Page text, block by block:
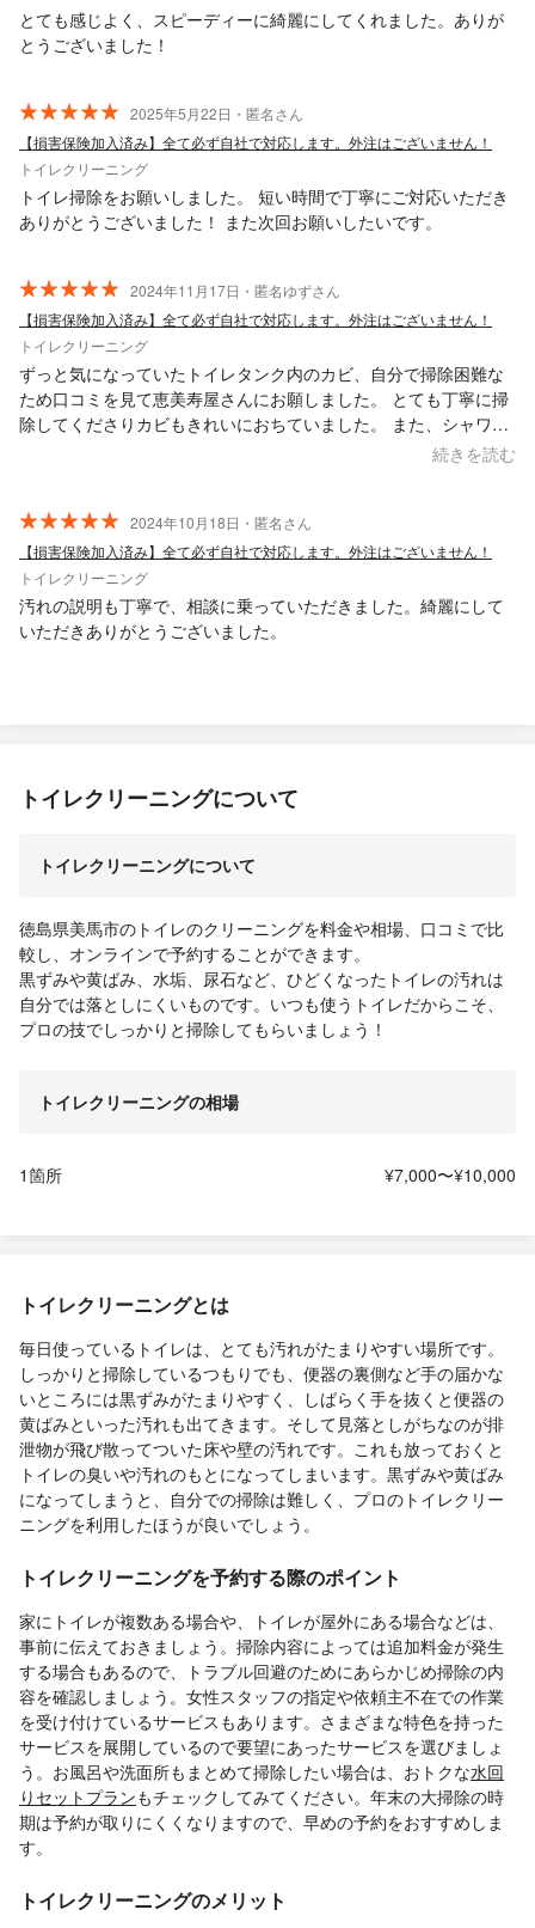
とても感じよく、スピーディーに綺麗にしてくれました。ありが
とうございました！
2025年5月22日・匿名さん
【損害保険加入済み】全て必ず自社で対応します。外注はございません！
トイレクリーニング
トイレ掃除をお願いしました。 短い時間で丁寧にご対応いただき
ありがとうございました！ また次回お願いしたいです。
2024年11月17日・匿名ゆずさん
【損害保険加入済み】全て必ず自社で対応します。外注はございません！
トイレクリーニング
ずっと気になっていたトイレタンク内のカビ、自分で掃除困難な
ため口コミを見て恵美寿屋さんにお願しました。 とても丁寧に掃
除してくださりカビもきれいにおちていました。 また、シャワー
ノズル周りの頑固な汚れもきれいになっていました。 恵美寿屋さ
続きを読む
2024年10月18日・匿名さん
【損害保険加入済み】全て必ず自社で対応します。外注はございません！
トイレクリーニング
汚れの説明も丁寧で、相談に乗っていただきました。綺麗にして
いただきありがとうございました。
トイレクリーニングについて
トイレクリーニングについて
徳島県美馬市のトイレのクリーニングを料金や相場、口コミで比
較し、オンラインで予約することができます。
黒ずみや黄ばみ、水垢、尿石など、ひどくなったトイレの汚れは
自分では落としにくいものです。いつも使うトイレだからこそ、
プロの技でしっかりと掃除してもらいましょう！
トイレクリーニングの相場
1箇所 ¥7,000〜¥10,000
トイレクリーニングとは
毎日使っているトイレは、とても汚れがたまりやすい場所です。
しっかりと掃除しているつもりでも、便器の裏側など手の届かな
いところには黒ずみがたまりやすく、しばらく手を抜くと便器の
黄ばみといった汚れも出てきます。そして見落としがちなのが排
泄物が飛び散ってついた床や壁の汚れです。これも放っておくと
トイレの臭いや汚れのもとになってしまいます。黒ずみや黄ばみ
になってしまうと、自分での掃除は難しく、プロのトイレクリー
ニングを利用したほうが良いでしょう。
トイレクリーニングを予約する際のポイント
家にトイレが複数ある場合や、トイレが屋外にある場合などは、
事前に伝えておきましょう。掃除内容によっては追加料金が発生
する場合もあるので、トラブル回避のためにあらかじめ掃除の内
容を確認しましょう。女性スタッフの指定や依頼主不在での作業
を受け付けているサービスもあります。さまざまな特色を持った
サービスを展開しているので要望にあったサービスを選びましょ
う。お風呂や洗面所もまとめて掃除したい場合は、おトクな水回
りセットプランもチェックしてみてください。年末の大掃除の時
期は予約が取りにくくなりますので、早めの予約をおすすめしま
す。
トイレクリーニングのメリット